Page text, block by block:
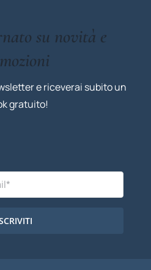
su novità e
e riceverai subito un
gratuito!